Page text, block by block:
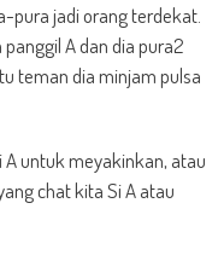
pura jadi orang terdekat.
A dan dia pura2
teman dia minjam pulsa
untuk meyakinkan, atau
chat kita Si A atau